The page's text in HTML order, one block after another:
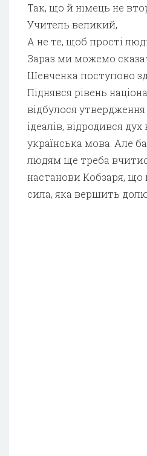
Так, що й німець не
Учитель великий,
А не те, щоб прості
Зараз ми можемо
Шевченка поступово
Піднявся рівень
відбулося
ідеалів, відродився дух
українська мова. Але
людям ще треба
настанови Кобзаря,
сила, яка вершить долю